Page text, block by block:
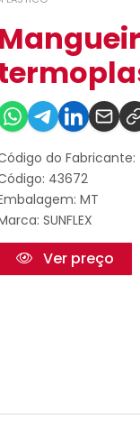
do Fabricante:
43672
MT
SUNFLEX
Ver preço